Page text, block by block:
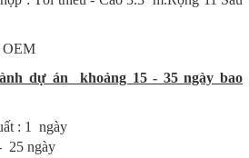
OEM
dự án khoảng 15 - 35 ngày bao
: 1 ngày
25 ngày